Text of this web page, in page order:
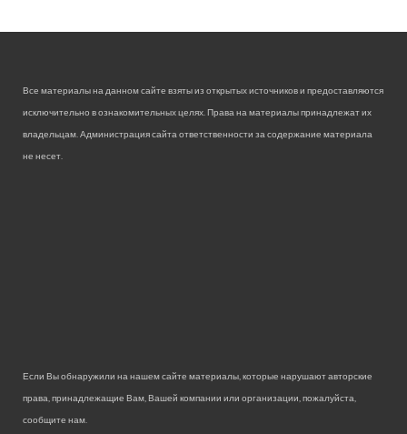
Все материалы на данном сайте взяты из открытых источников и предоставляются
исключительно в ознакомительных целях. Права на материалы принадлежат их
владельцам. Администрация сайта ответственности за содержание материала
не несет.
Если Вы обнаружили на нашем сайте материалы, которые нарушают авторские
права, принадлежащие Вам, Вашей компании или организации, пожалуйста,
сообщите нам.